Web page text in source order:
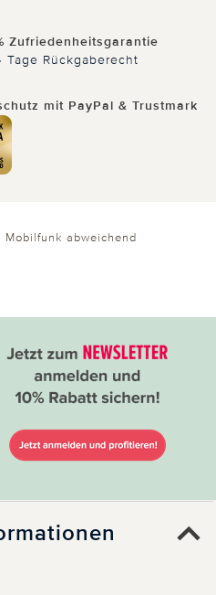
Zufriedenheitsgarantie
Tage Rückgaberecht
mit PayPal & Trustmark
abweichend